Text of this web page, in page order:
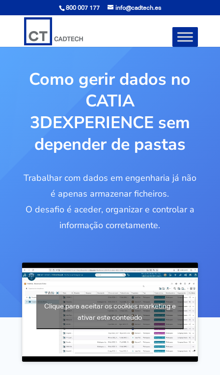
800 007 177 info@cadtech.es
Como gerir dados no
CATIA
3DEXPERIENCE sem
depender de pastas
Trabalhar com dados em engenharia já não
é apenas armazenar ficheiros.
O desafio é aceder, organizar e controlar a
informação corretamente.
Clique para aceitar os cookies marketing e
ativar este conteúdo